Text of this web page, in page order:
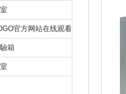
官方网站在线观看
箱